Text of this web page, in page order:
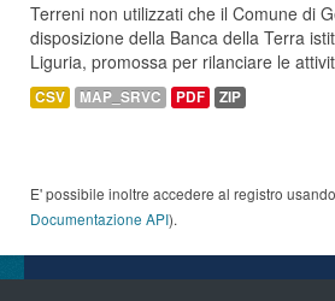
Terreni non utilizzati che il Comune di
disposizione della Banca della Terra
Liguria, promossa per rilanciare le
CSV MAP_SRVC PDF ZIP
E' possibile inoltre accedere al registro
Documentazione API).